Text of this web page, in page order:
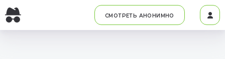
СМОТРЕТЬ АНОНИМНО